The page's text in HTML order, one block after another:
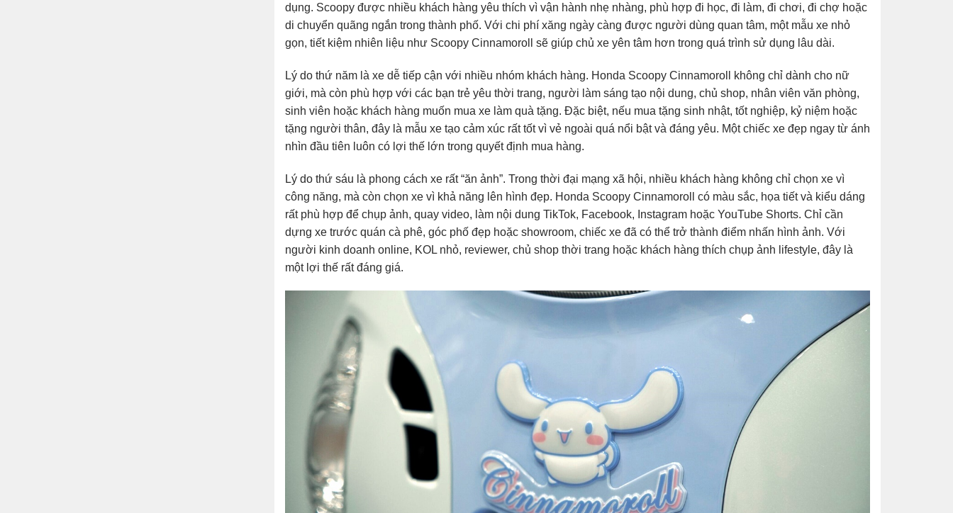
dụng. Scoopy được nhiều khách hàng yêu thích vì vận hành nhẹ nhàng, phù hợp đi học, đi làm, đi chơi, đi chợ hoặc
di chuyển quãng ngắn trong thành phố. Với chi phí xăng ngày càng được người dùng quan tâm, một mẫu xe nhỏ
gọn, tiết kiệm nhiên liệu như Scoopy Cinnamoroll sẽ giúp chủ xe yên tâm hơn trong quá trình sử dụng lâu dài.
Lý do thứ năm là xe dễ tiếp cận với nhiều nhóm khách hàng. Honda Scoopy Cinnamoroll không chỉ dành cho nữ
giới, mà còn phù hợp với các bạn trẻ yêu thời trang, người làm sáng tạo nội dung, chủ shop, nhân viên văn phòng,
sinh viên hoặc khách hàng muốn mua xe làm quà tặng. Đặc biệt, nếu mua tặng sinh nhật, tốt nghiệp, kỷ niệm hoặc
tặng người thân, đây là mẫu xe tạo cảm xúc rất tốt vì vẻ ngoài quá nổi bật và đáng yêu. Một chiếc xe đẹp ngay từ ánh
nhìn đầu tiên luôn có lợi thế lớn trong quyết định mua hàng.
Lý do thứ sáu là phong cách xe rất “ăn ảnh”. Trong thời đại mạng xã hội, nhiều khách hàng không chỉ chọn xe vì
công năng, mà còn chọn xe vì khả năng lên hình đẹp. Honda Scoopy Cinnamoroll có màu sắc, họa tiết và kiểu dáng
rất phù hợp để chụp ảnh, quay video, làm nội dung TikTok, Facebook, Instagram hoặc YouTube Shorts. Chỉ cần
dựng xe trước quán cà phê, góc phố đẹp hoặc showroom, chiếc xe đã có thể trở thành điểm nhấn hình ảnh. Với
người kinh doanh online, KOL nhỏ, reviewer, chủ shop thời trang hoặc khách hàng thích chụp ảnh lifestyle, đây là
một lợi thế rất đáng giá.